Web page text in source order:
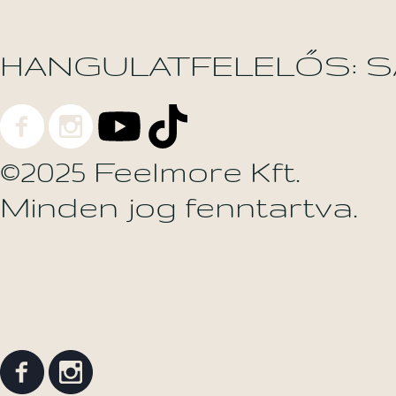
HANGULATFELELŐS:
©2025 Feelmore Kft.
Minden jog fenntartva.